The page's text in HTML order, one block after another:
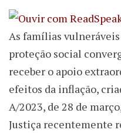
As famílias
proteção social
receber o apoio
efeitos da inflação,
A/2023, de 28 de
Justiça recentemente